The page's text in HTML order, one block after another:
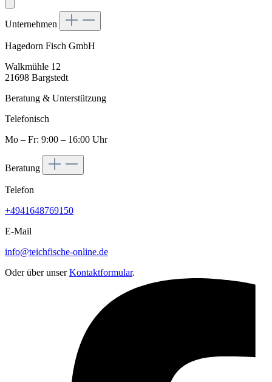
Unternehmen
Hagedorn Fisch GmbH
Walkmühle 12
21698 Bargstedt
Beratung & Unterstützung
Telefonisch
Mo – Fr: 9:00 – 16:00 Uhr
Beratung
Telefon
+4941648769150
E-Mail
info@teichfische-online.de
Oder über unserKontaktformular.